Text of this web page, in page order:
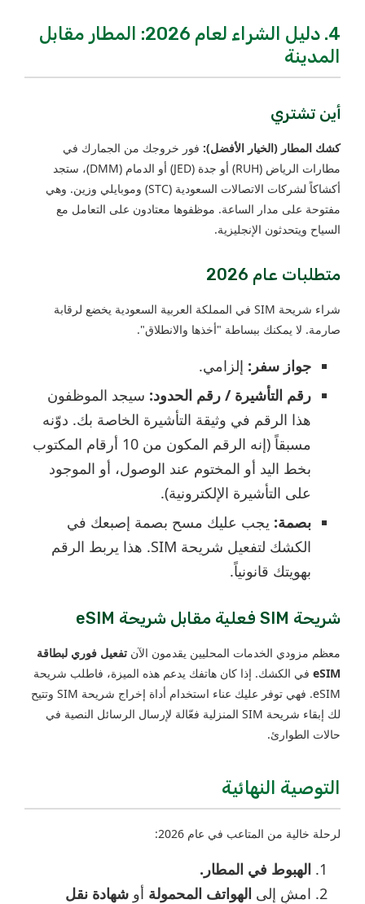
4. دليل الشراء لعام 2026: المطار مقابل
المدينة
أين تشتري
كشك المطار (الخيار الأفضل): فور خروجك من الجمارك في
مطارات الرياض (RUH) أو جدة (JED) أو الدمام (DMM)، ستجد
أكشاكاً لشركات الاتصالات السعودية (STC) وموبايلي وزين. وهي
مفتوحة على مدار الساعة. موظفوها معتادون على التعامل مع
السياح ويتحدثون الإنجليزية.
متطلبات عام 2026
شراء شريحة SIM في المملكة العربية السعودية يخضع لرقابة
صارمة. لا يمكنك ببساطة "أخذها والانطلاق".
جواز سفر: إلزامي.
رقم التأشيرة / رقم الحدود: سيجد الموظفون
هذا الرقم في وثيقة التأشيرة الخاصة بك. دوّنه
مسبقاً (إنه الرقم المكون من 10 أرقام المكتوب
بخط اليد أو المختوم عند الوصول، أو الموجود
على التأشيرة الإلكترونية).
بصمة: يجب عليك مسح بصمة إصبعك في
الكشك لتفعيل شريحة SIM. هذا يربط الرقم
بهويتك قانونياً.
شريحة SIM فعلية مقابل شريحة eSIM
معظم مزودي الخدمات المحليين يقدمون الآن تفعيل فوري لبطاقة
eSIM في الكشك. إذا كان هاتفك يدعم هذه الميزة، فاطلب شريحة
eSIM. فهي توفر عليك عناء استخدام أداة إخراج شريحة SIM وتتيح
لك إبقاء شريحة SIM المنزلية فعّالة لإرسال الرسائل النصية في
حالات الطوارئ.
التوصية النهائية
لرحلة خالية من المتاعب في عام 2026:
الهبوط في المطار.
امشِ إلى الهواتف المحمولة أو شهادة نقل